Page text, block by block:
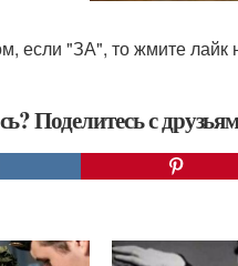
если "ЗА", то жмите лайк
Поделитесь с